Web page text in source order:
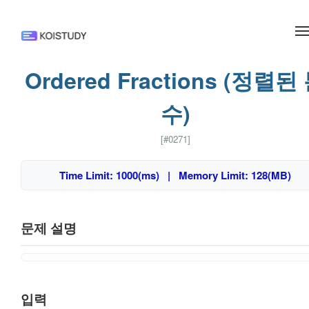
Ordered Fractions (정렬된
수)
[#0271]
Time Limit: 1000(ms) | Memory Limit: 128(MB)
문제 설명
입력